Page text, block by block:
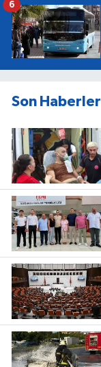
6
Son Haberler